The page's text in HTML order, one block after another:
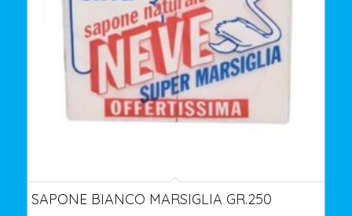
SAPONE BIANCO MARSIGLIA GR.250